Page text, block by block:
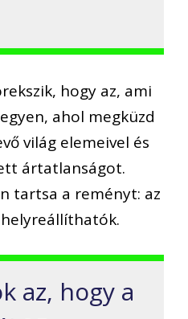
hogy az, ami
ahol megküzd
világ elemeivel és
ártatlanságot.
tartsa a reményt: az
az, hogy a